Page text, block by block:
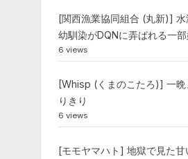
[関西漁業協同組合 (丸新)] 水
幼馴染がDQNに弄ばれる一
6 views
[Whisp (くまのこたろ)] 一晩
りきり
6 views
[モモヤマハト] 地獄で見た甘